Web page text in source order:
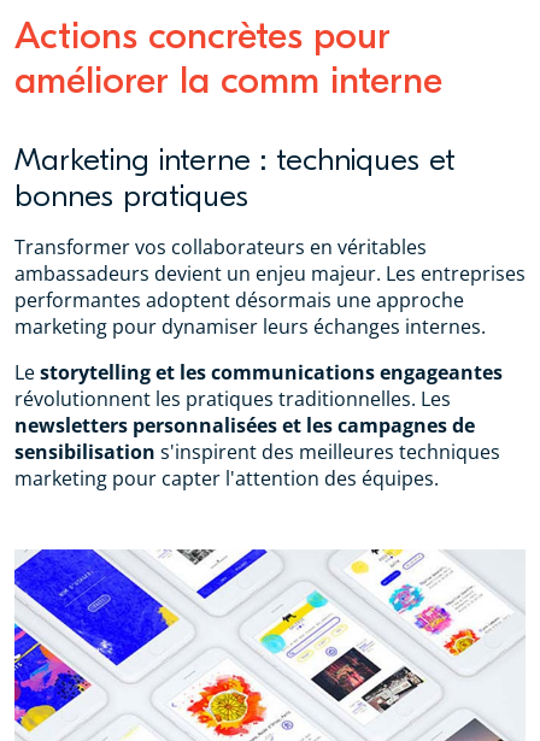
Actions concrètes pour
améliorer la comm interne
Marketing interne : techniques et
bonnes pratiques
Transformer vos collaborateurs en véritables
ambassadeurs devient un enjeu majeur. Les entreprises
performantes adoptent désormais une approche
marketing pour dynamiser leurs échanges internes.
Lestorytelling et les communications engageantes
révolutionnent les pratiques traditionnelles. Les
newsletters personnalisées et les campagnes de
sensibilisation s'inspirent des meilleures techniques
marketing pour capter l'attention des équipes.